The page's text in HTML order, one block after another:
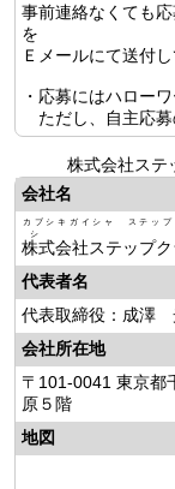
事前連絡なくても
を
Ｅメールにて送付
・応募にはハロー
ただし、自主応募
株式会社ス
会社名
株式会社ステップ
カブシキガイシャ ステッ
代表者名
代表取締役：成澤
会社所在地
〒101-0041 東京
原５階
地図